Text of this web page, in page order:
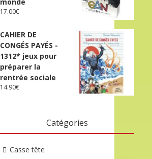
17.00€
CAHIER DE
CONGÉS PAYÉS -
1312* jeux pour
préparer la
rentrée sociale
14.90€
Catégories
Casse tête